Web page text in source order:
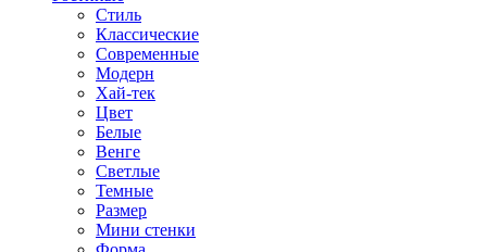
Стиль
Классические
Современные
Модерн
Хай-тек
Цвет
Белые
Венге
Светлые
Темные
Размер
Мини стенки